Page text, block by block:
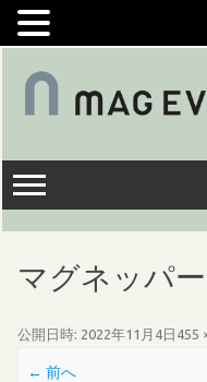
コ
キ
ッ
プ
マグネッパ
公開日時: 2022年11月4日 455
← 前へ